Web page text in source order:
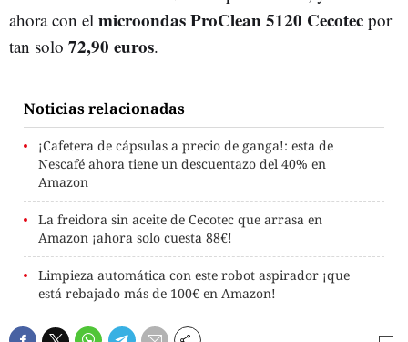
ahora con el microondas ProClean 5120 Cecotec por
tan solo 72,90 euros.
Noticias relacionadas
¡Cafetera de cápsulas a precio de ganga!: esta de
Nescafé ahora tiene un descuentazo del 40% en
Amazon
La freidora sin aceite de Cecotec que arrasa en
Amazon ¡ahora solo cuesta 88€!
Limpieza automática con este robot aspirador ¡que
está rebajado más de 100€ en Amazon!